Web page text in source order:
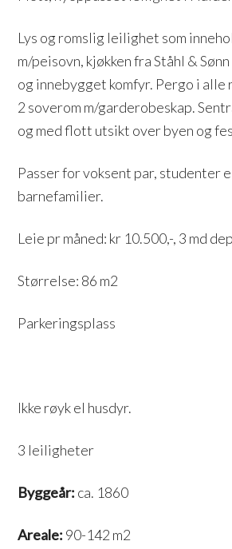
Lys og romslig leilighet som
m/peisovn, kjøkken fra Ståhl &
og innebygget komfyr. Pergo i alle
2 soverom m/garderobeskap.
og med flott utsikt over byen og
Passer for voksent par, studenter
barnefamilier.
Leie pr måned: kr 10.500,-, 3 md
Størrelse: 86 m2
Parkeringsplass
Ikke røyk el husdyr.
3 leiligheter
Byggeår: ca. 1860
Areale: 90-142 m2